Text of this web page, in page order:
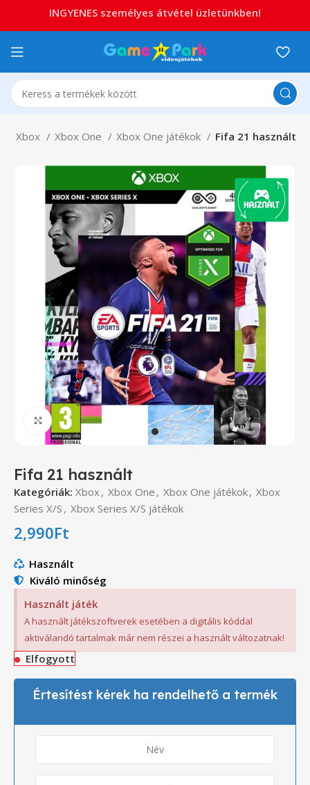
Xbox Xbox One Xbox One játékok Fifa 21 használt
Click to enlarge
Fifa 21 használt
Kategóriák: Xbox , Xbox One , Xbox One játékok, Xbox
Series X/S , Xbox Series X/S játékok
2,990Ft
Használt
Kiváló minőség
Használt játék
A használt játékszoftverek esetében a digitális kóddal
aktiválandó tartalmak már nem részei a használt változatnak!
Elfogyott
Értesítést kérek ha rendelhető a termék
INGYENES személyes átvétel üzletünkben!